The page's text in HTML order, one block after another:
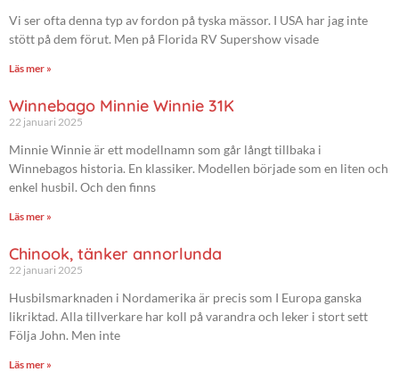
Vi ser ofta denna typ av fordon på tyska mässor. I USA har jag inte
stött på dem förut. Men på Florida RV Supershow visade
Läs mer »
Winnebago Minnie Winnie 31K
22 januari 2025
Minnie Winnie är ett modellnamn som går långt tillbaka i
Winnebagos historia. En klassiker. Modellen började som en liten och
enkel husbil. Och den finns
Läs mer »
Chinook, tänker annorlunda
22 januari 2025
Husbilsmarknaden i Nordamerika är precis som I Europa ganska
likriktad. Alla tillverkare har koll på varandra och leker i stort sett
Följa John. Men inte
Läs mer »